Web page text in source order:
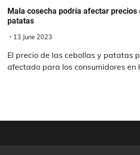
Mala cosecha podría afectar precios
patatas
13 June 2023
El precio de las cebollas y patatas
afectado para los consumidores en